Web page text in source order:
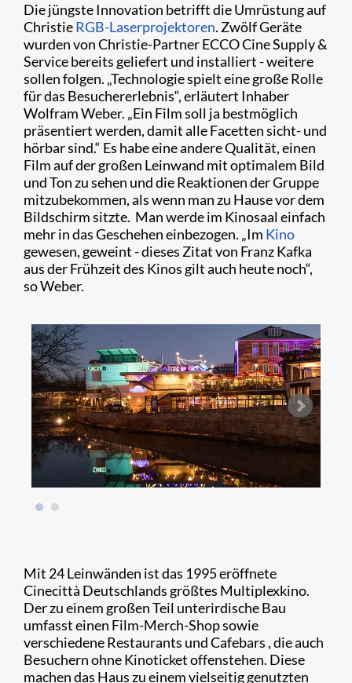
Die jüngste Innovation betrifft die Umrüstung auf
ChristieRGB-Laserprojektoren. Zwölf Geräte
wurden von Christie-Partner ECCO Cine Supply &
Service bereits geliefert und installiert - weitere
sollen folgen. „Technologie spielt eine große Rolle
für das Besuchererlebnis“, erläutert Inhaber
Wolfram Weber. „Ein Film soll ja bestmöglich
präsentiert werden, damit alle Facetten sicht- und
hörbar sind.“ Es habe eine andere Qualität, einen
Film auf der großen Leinwand mit optimalem Bild
und Ton zu sehen und die Reaktionen der Gruppe
mitzubekommen, als wenn man zu Hause vor dem
Bildschirm sitzte. Man werde im Kinosaal einfach
mehr in das Geschehen einbezogen. „Im Kino
gewesen, geweint - dieses Zitat von Franz Kafka
aus der Frühzeit des Kinos gilt auch heute noch“,
so Weber.
Mit 24 Leinwänden ist das 1995 eröffnete
Cinecittà Deutschlands größtes Multiplexkino.
Der zu einem großen Teil unterirdische Bau
umfasst einen Film-Merch-Shop sowie
verschiedene Restaurants und Cafebars , die auch
Besuchern ohne Kinoticket offenstehen. Diese
machen das Haus zu einem vielseitig genutzten